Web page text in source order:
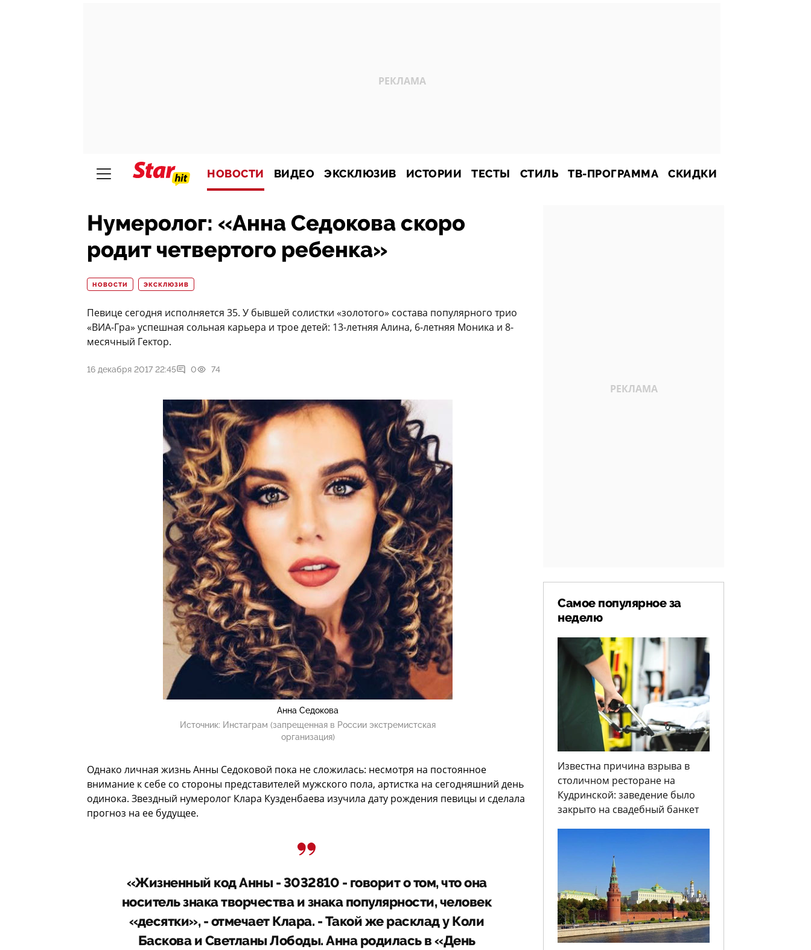
НОВОСТИ ВИДЕО ЭКСКЛЮЗИВ ИСТОРИИ ТЕСТЫ СТИЛЬ ТВ-ПРОГРАММА СКИДКИ
Нумеролог: «Анна Седокова скоро
родит четвертого ребенка»
НОВОСТИ ЭКСКЛЮЗИВ
Певице сегодня исполняется 35. У бывшей солистки «золотого» состава популярного трио
«ВИА-Гра» успешная сольная карьера и трое детей: 13-летняя Алина, 6-летняя Моника и 8-
месячный Гектор.
16 декабря 2017 22:45 0 74
Анна Седокова
Источник: Инстаграм (запрещенная в России экстремистская
организация)
Однако личная жизнь Анны Седоковой пока не сложилась: несмотря на постоянное
внимание к себе со стороны представителей мужского пола, артистка на сегодняшний день
одинока. Звездный нумеролог Клара Кузденбаева изучила дату рождения певицы и сделала
прогноз на ее будущее.
«Жизненный код Анны - 3032810 - говорит о том, что она
носитель знака творчества и знака популярности, человек
«десятки», - отмечает Клара. - Такой же расклад у Коли
Баскова и Светланы Лободы. Анна родилась в «День
Самое популярное за
неделю
Известна причина взрыва в
столичном ресторане на
Кудринской: заведение было
закрыто на свадебный банкет